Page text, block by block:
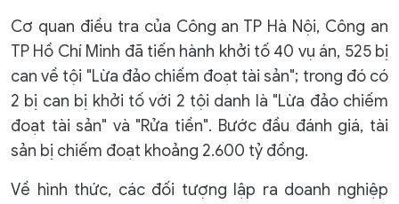
Cơ quan điều tra của Công an TP Hà Nội, Công an
TP Hồ Chí Minh đã tiến hành khởi tố 40 vụ án, 525 bị
can về tội "Lừa đảo chiếm đoạt tài sản"; trong đó có
2 bị can bị khởi tố với 2 tội danh là "Lừa đảo chiếm
đoạt tài sản" và "Rửa tiền". Bước đầu đánh giá, tài
sản bị chiếm đoạt khoảng 2.600 tỷ đồng.
Về hình thức, các đối tượng lập ra doanh nghiệp